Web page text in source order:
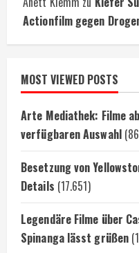
Actionfilm gegen
MOST VIEWED POSTS
Arte Mediathek: Filme
verfügbaren Auswahl
Besetzung von
Details (17.651)
Legendäre Filme über
Spinanga lässt grüßen